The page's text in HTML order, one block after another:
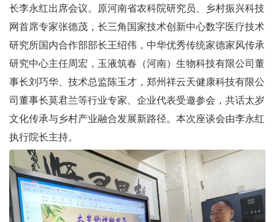
长李永红出席会议。原河南省农科院研究员、乡村振兴科技
网首席专家张德茂，长三角国家技术创新中心数字医疗技术
研究所国内合作部部长王绍伟，中华优秀传统家德家风传承
研究中心主任周宏，玉液筑春（河南）生物科技有限公司董
事长刘巧华、技术总监陈玉才，郑州祥云天健康科技有限公
司董事长莫君兰等行业专家、企业代表受邀参会，共话太岁
文化传承与乡村产业融合发展新路径。本次座谈会由李永红
执行院长主持。